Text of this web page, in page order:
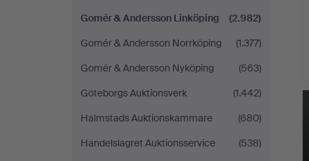
Gomér & Andersson Linköping
(2.982)
Gomér & Andersson Norrköping
(1.377)
Gomér & Andersson Nyköping
(563)
Göteborgs Auktionsverk
(1.442)
Halmstads Auktionskammare
(680)
Handelslagret Auktionsservice
(538)